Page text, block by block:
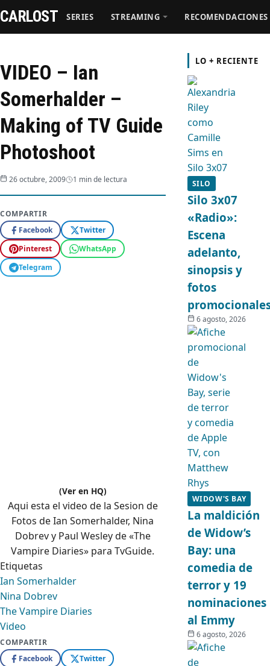
Streaming
Recomendaciones
Videos
CARLOST SERIES STREAMING RECOMENDACIONES
VIDEO – Ian
Somerhalder –
Making of TV Guide
Photoshoot
26 octubre, 2009 1 min de lectura
COMPARTIR
Facebook
Twitter
Pinterest
WhatsApp
Telegram
(Ver en HQ)
Aqui esta el video de la Sesion de
Fotos de Ian Somerhalder, Nina
Dobrev y Paul Wesley de «The
Vampire Diaries» para TvGuide.
Etiquetas
Ian Somerhalder
Nina Dobrev
The Vampire Diaries
Video
COMPARTIR
Facebook
Twitter
LO + RECIENTE
SILO
Silo 3x07
«Radio»:
Escena
adelanto,
sinopsis y
fotos
6 agosto, 2026
WIDOW'S BAY
La maldición
de Widow’s
Bay: una
comedia de
terror y 19
nominaciones
al Emmy
6 agosto, 2026